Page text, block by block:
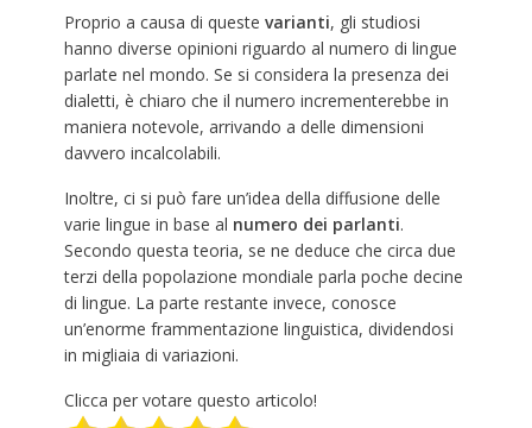
Proprio a causa di queste varianti, gli studiosi
hanno diverse opinioni riguardo al numero di lingue
parlate nel mondo. Se si considera la presenza dei
dialetti, è chiaro che il numero incrementerebbe in
maniera notevole, arrivando a delle dimensioni
davvero incalcolabili.
Inoltre, ci si può fare un’idea della diffusione delle
varie lingue in base al numero dei parlanti.
Secondo questa teoria, se ne deduce che circa due
terzi della popolazione mondiale parla poche decine
di lingue. La parte restante invece, conosce
un’enorme frammentazione linguistica, dividendosi
in migliaia di variazioni.
Clicca per votare questo articolo!